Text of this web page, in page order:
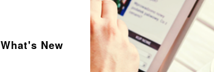
What's New